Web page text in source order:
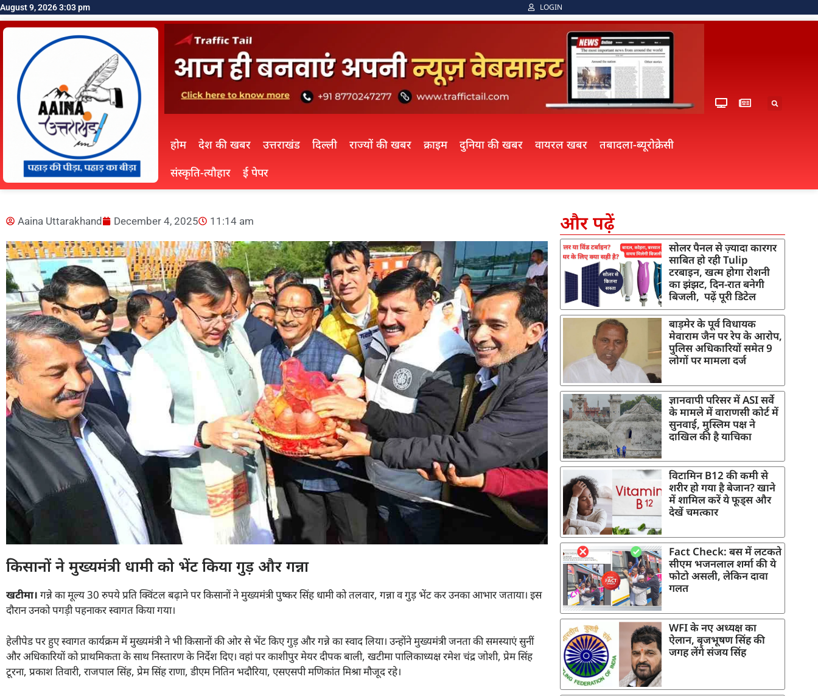
August 9, 2026 3:03 pm LOGIN
होम देश की खबर उत्तराखंड दिल्ली राज्यों की खबर क्राइम दुनिया की खबर वायरल खबर
तबादला-ब्यूरोक्रेसी
संस्कृति-त्यौहार
ई पेपर
Aaina Uttarakhand December 4, 2025 11:14 am
किसानों ने मुख्यमंत्री धामी को भेंट किया गुड़ और गन्ना
खटीमा। गन्ने का मूल्य 30 रुपये प्रति क्विंटल बढ़ाने पर किसानों ने मुख्यमंत्री पुष्कर सिंह धामी को तलवार, गन्ना व गुड़ भेंट कर उनका आभार जताया। इस
दौरान उनको पगड़ी पहनाकर स्वागत किया गया।
हेलीपेड पर हुए स्वागत कार्यक्रम में मुख्यमंत्री ने भी किसानों की ओर से भेंट किए गुड़ और गन्ने का स्वाद लिया। उन्होंने मुख्यमंत्री जनता की समस्याएं सुनीं
और अधिकारियों को प्राथमिकता के साथ निस्तारण के निर्देश दिए। वहां पर काशीपुर मेयर दीपक बाली, खटीमा पालिकाध्यक्ष रमेश चंद्र जोशी, प्रेम सिंह
टूरना, प्रकाश तिवारी, राजपाल सिंह, प्रेम सिंह राणा, डीएम नितिन भदौरिया, एसएसपी मणिकांत मिश्रा मौजूद रहे।
और पढ़ें
सोलर पैनल से ज़्यादा कारगर
साबित हो रही Tulip
टरबाइन, खत्म होगा रोशनी
का झंझट, दिन-रात बनेगी
बिजली, पढ़ें पूरी डिटेल
बाड़मेर के पूर्व विधायक
मेवाराम जैन पर रेप के आरोप,
पुलिस अधिकारियों समेत 9
लोगों पर मामला दर्ज
ज्ञानवापी परिसर में ASI सर्वे
के मामले में वाराणसी कोर्ट में
सुनवाई, मुस्लिम पक्ष ने
दाखिल की है याचिका
विटामिन B12 की कमी से
शरीर हो गया है बेजान? खाने
में शामिल करें ये फूड्स और
देखें चमत्कार
Fact Check: बस में लटकते
सीएम भजनलाल शर्मा की ये
फोटो असली, लेकिन दावा
गलत
WFI के नए अध्यक्ष का
ऐलान, बृजभूषण सिंह की
जगह लेंगे संजय सिंह